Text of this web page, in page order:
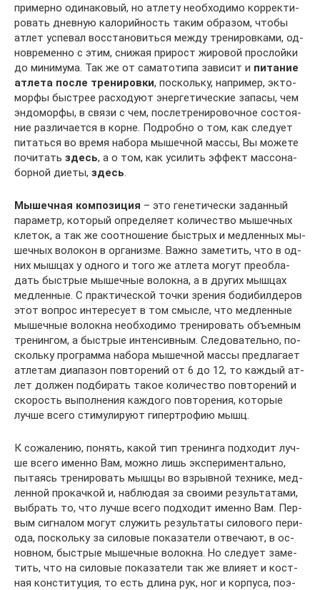
при­мер­но оди­на­ко­вый, но ат­ле­ту не­об­хо­ди­мо кор­рек­ти­
ро­вать днев­ную ка­ло­рий­ность та­ким об­ра­зом, что­бы
ат­лет ус­пе­вал вос­ста­но­ви­ть­ся меж­ду тре­ни­ров­ка­ми, од­
нов­ре­мен­но с этим, сни­жая при­рост жи­ро­вой про­с­лой­ки
до ми­ни­му­ма. Так же от са­ма­то­ти­па за­ви­сит и пи­та­ние
ат­ле­та пос­ле тре­ни­ров­ки, по­с­коль­ку, на­п­ри­мер, эк­то­
мор­фы быс­т­рее рас­хо­ду­ют энер­ге­ти­чес­кие за­па­сы, чем
эн­до­мор­фы, в свя­зи с чем, пос­ле­тре­ни­ро­воч­ное сос­то­я­
ние раз­ли­ча­ет­ся в кор­не. Под­роб­но о том, как сле­ду­ет
пи­та­ть­ся во вре­мя на­бо­ра мы­шеч­ной мас­сы, Вы мо­же­те
по­чи­тать здесь, а о том, как уси­лить эф­фект мас­со­на­
бор­ной ди­е­ты, здесь.
Мышечная композиция – это генетически заданный
параметр, ко­то­рый оп­ре­де­ля­ет ко­ли­чес­т­во мы­шеч­ных
кле­ток, а так же со­от­но­ше­ние быс­т­рых и мед­лен­ных мы­
шеч­ных во­ло­кон в ор­га­низ­ме. Важ­но за­ме­тить, что в од­
них мыш­цах у од­но­го и то­го же ат­ле­та мо­гут пре­об­ла­
дать быс­т­рые мы­шеч­ные во­лок­на, а в дру­гих мыш­цах
мед­лен­ные. С прак­ти­чес­кой точ­ки зре­ния бо­ди­бил­де­ров
этот воп­рос ин­те­ре­су­ет в том смыс­ле, что мед­лен­ные
мы­шеч­ные во­лок­на не­об­хо­ди­мо тре­ни­ро­вать объем­ным
тре­нин­гом, а быс­т­рые ин­тен­сив­ным. Сле­до­ва­тель­но, по­
с­коль­ку про­г­рам­ма на­бо­ра мы­шеч­ной мас­сы пред­ла­га­ет
ат­ле­там ди­а­па­зон пов­то­ре­ний от 6 до 12, то каж­дый ат­
лет дол­жен под­би­рать та­кое ко­ли­чест­во пов­то­ре­ний и
ско­рость вы­пол­не­ния каж­до­го пов­то­ре­ния, ко­то­рые
луч­ше все­го сти­му­ли­ру­ют ги­пер­тро­фию мышц.
К сожалению, понять, какой тип тренинга под­хо­дит луч­
ше все­го имен­но Вам, мож­но лишь эк­с­пе­ри­мен­таль­но,
пы­та­ясь тре­ни­ро­вать мыш­цы во взрыв­ной тех­ни­ке, мед­
лен­ной про­кач­кой и, наб­лю­дая за сво­и­ми ре­зуль­та­та­ми,
выб­рать то, что луч­ше все­го под­хо­дит имен­но Вам. Пер­
вым сиг­на­лом мо­гут слу­жить ре­зуль­та­ты си­ло­во­го пе­ри­
о­да, пос­коль­ку за си­ло­вые по­ка­за­те­ли от­ве­ча­ют, в ос­
нов­ном, быст­рые мы­шеч­ные во­лок­на. Но сле­ду­ет за­ме­
тить, что на си­ло­вые по­ка­за­те­ли так же вли­я­ет и кост­
ная кон­с­ти­ту­ция, то есть дли­на рук, ног и кор­пу­са, по­э­